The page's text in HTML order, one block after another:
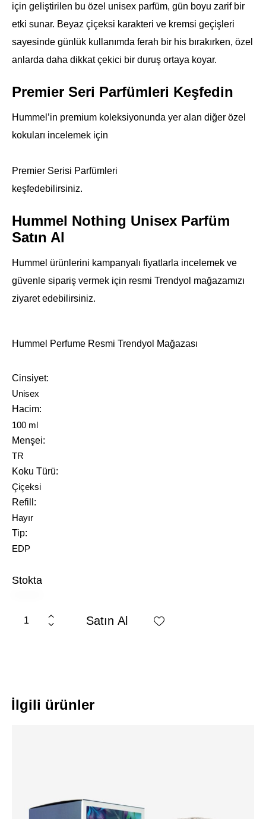
için geliştirilen bu özel unisex parfüm, gün boyu zarif bir
etki sunar. Beyaz çiçeksi karakteri ve kremsi geçişleri
sayesinde günlük kullanımda ferah bir his bırakırken, özel
anlarda daha dikkat çekici bir duruş ortaya koyar.
Premier Seri Parfümleri Keşfedin
Hummel’in premium koleksiyonunda yer alan diğer özel
kokuları incelemek için
Premier Serisi Parfümleri
keşfedebilirsiniz.
Hummel Nothing Unisex Parfüm
Satın Al
Hummel ürünlerini kampanyalı fiyatlarla incelemek ve
güvenle sipariş vermek için resmi Trendyol mağazamızı
ziyaret edebilirsiniz.
Hummel Perfume Resmi Trendyol Mağazası
Cinsiyet
Unisex
Hacim
100 ml
Menşei
TR
Koku Türü
Çiçeksi
Refill
Hayır
Tip
EDP
Stokta
Satın Al
İlgili ürünler